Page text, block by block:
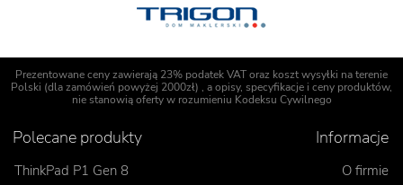
Prezentowane ceny zawierają 23% podatek VAT oraz koszt wysyłki na terenie
Polski (dla zamówień powyżej 2000zł) , a opisy, specyfikacje i ceny produktów,
nie stanowią oferty w rozumieniu Kodeksu Cywilnego
Polecane produkty
ThinkPad P1 Gen 8
Informacje
O firmie